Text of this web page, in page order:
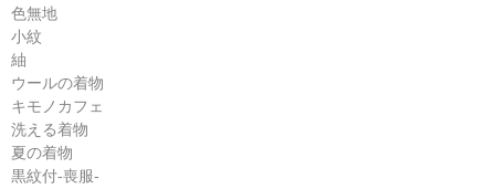
色無地
小紋
紬
ウールの着物
キモノカフェ
洗える着物
夏の着物
黒紋付-喪服-